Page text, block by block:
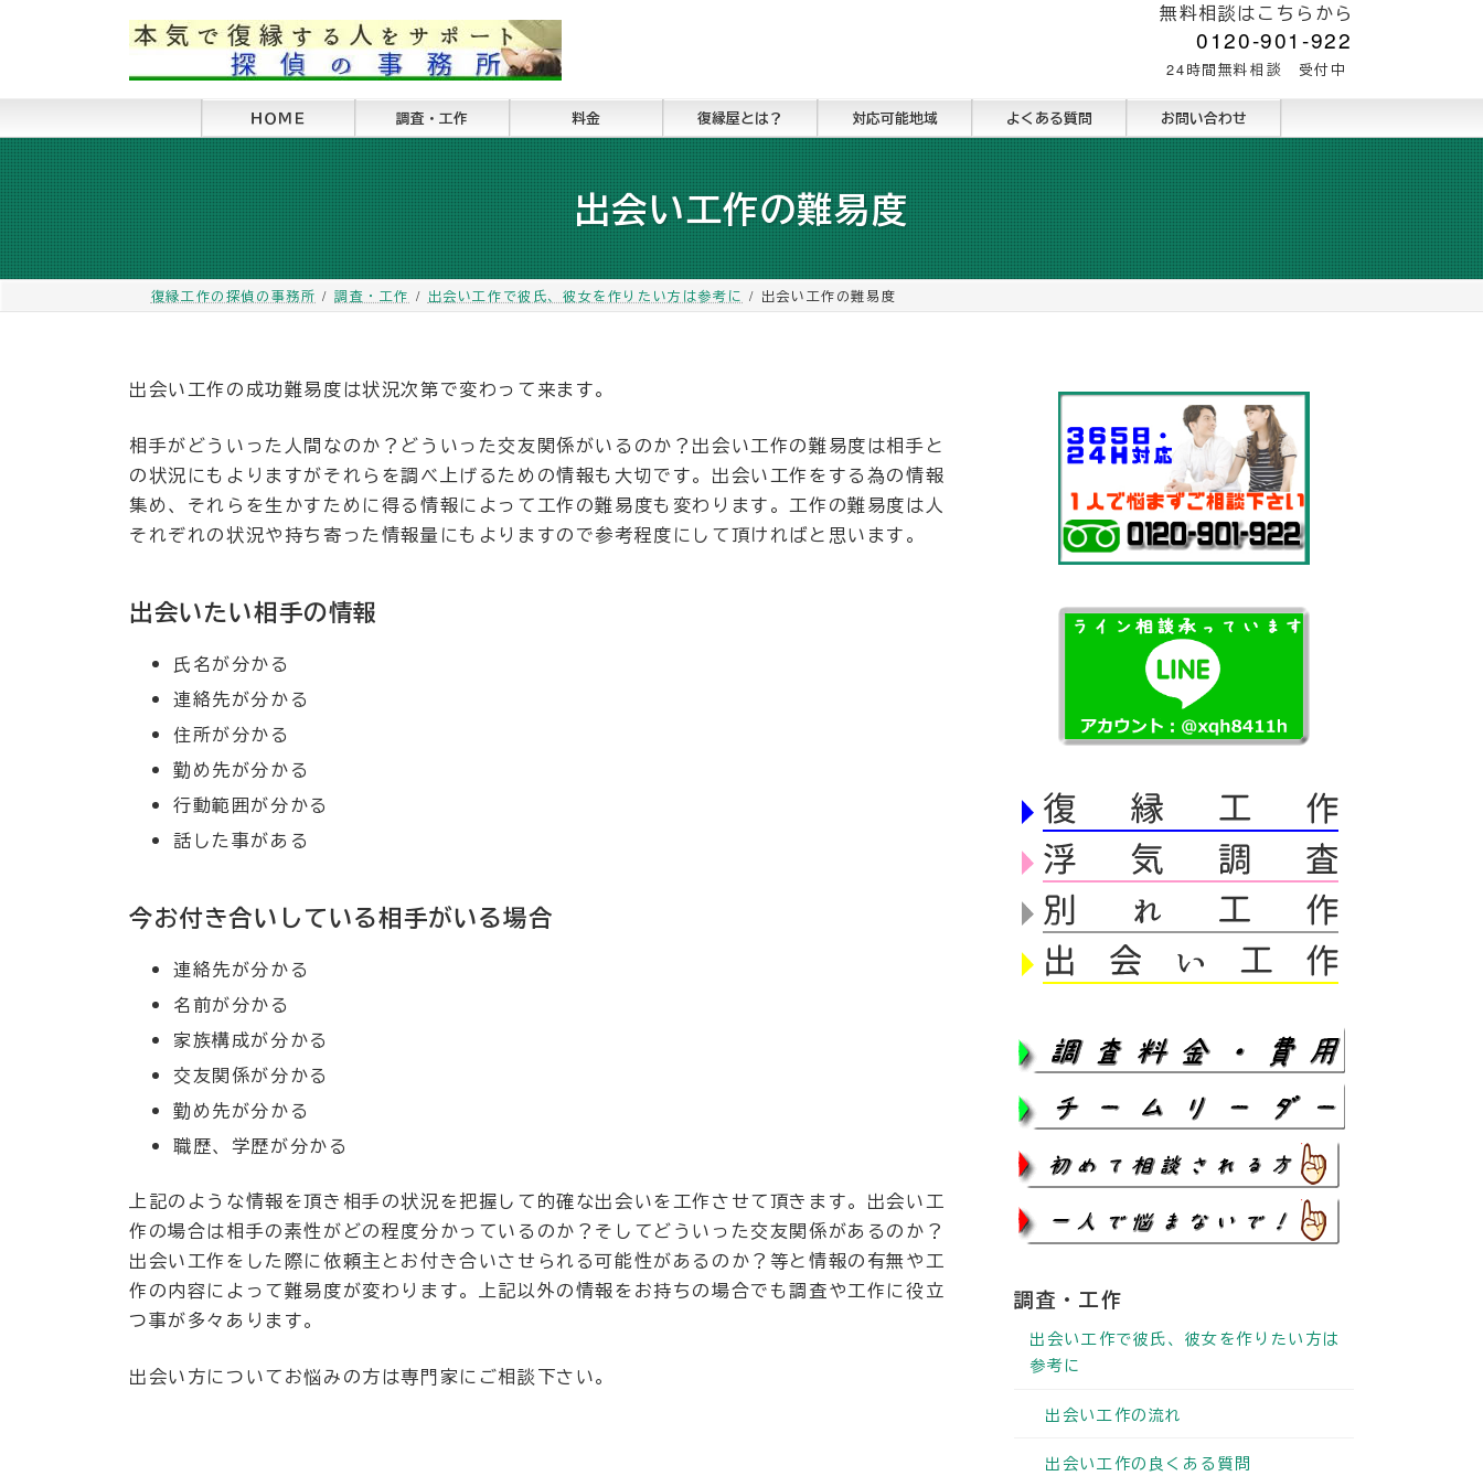
へ
ス
キ
ッ
プ
ョ
ン
に
移
動
無料相談はこちらから
0120-901-922
24時間無料相談 受付中
ＨＯＭＥ 調査・工作 料金 復縁屋とは？ 対応可能地域 よくある質問 お問い合わせ
出会い工作の難易度
復縁工作の探偵の事務所 調査・工作 出会い工作で彼氏、彼女を作りたい方は参考に 出会い工作の難易度
出会い工作の成功難易度は状況次第で変わって来ます。
相手がどういった人間なのか？どういった交友関係がいるのか？出会い工作の難易度は相手と
の状況にもよりますがそれらを調べ上げるための情報も大切です。出会い工作をする為の情報
集め、それらを生かすために得る情報によって工作の難易度も変わります。工作の難易度は人
それぞれの状況や持ち寄った情報量にもよりますので参考程度にして頂ければと思います。
出会いたい相手の情報
氏名が分かる
連絡先が分かる
住所が分かる
勤め先が分かる
行動範囲が分かる
話した事がある
今お付き合いしている相手がいる場合
連絡先が分かる
名前が分かる
家族構成が分かる
交友関係が分かる
勤め先が分かる
職歴、学歴が分かる
上記のような情報を頂き相手の状況を把握して的確な出会いを工作させて頂きます。出会い工
作の場合は相手の素性がどの程度分かっているのか？そしてどういった交友関係があるのか？
出会い工作をした際に依頼主とお付き合いさせられる可能性があるのか？等と情報の有無や工
作の内容によって難易度が変わります。上記以外の情報をお持ちの場合でも調査や工作に役立
つ事が多々あります。
出会い方についてお悩みの方は専門家にご相談下さい。
調査・工作
出会い工作で彼氏、彼女を作りたい方は
参考に
出会い工作の流れ
出会い工作の良くある質問